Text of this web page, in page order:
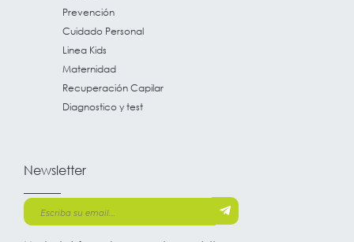
Prevención
Cuidado Personal
Linea Kids
Maternidad
Recuperación Capilar
Diagnostico y test
Newsletter